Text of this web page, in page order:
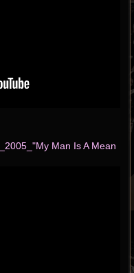
_2005_"My Man Is A Mean